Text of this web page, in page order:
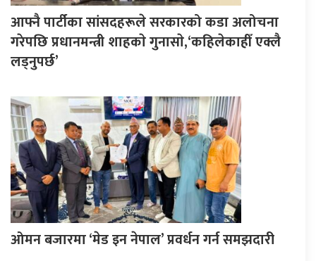
आफ्नै पार्टीका सांसदहरूले सरकारको कडा अलोचना
गरेपछि प्रधानमन्त्री शाहकाे गुनासाे,‘कहिलेकाहीँ एक्लै
लड्नुपर्छ’
ओमन बजारमा ‘मेड इन नेपाल’ प्रवर्धन गर्न समझदारी